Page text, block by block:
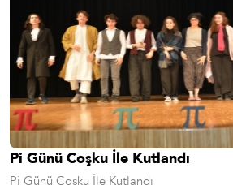
Pi Günü Coşku İle Kutlandı
Pi Günü Coşku İle Kutlandı